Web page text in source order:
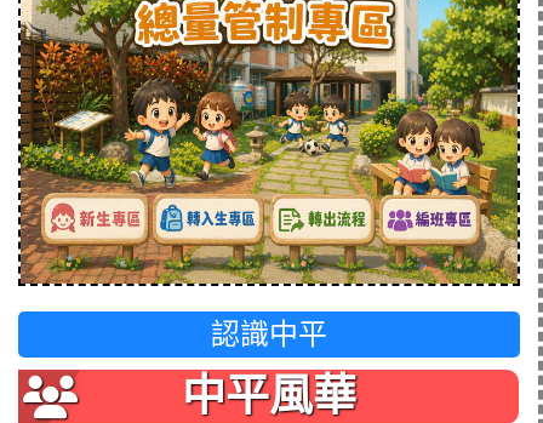
認識中平
中平風華